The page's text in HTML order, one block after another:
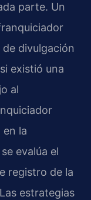
parte. Un
divulgación
existió una
al
la
evalúa el
registro de la
estrategias